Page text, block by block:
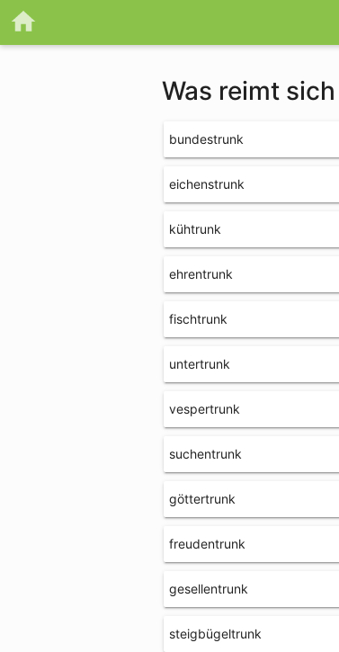
Was reimt
bundestrunk
eichenstrunk
kühtrunk
ehrentrunk
fischtrunk
untertrunk
vespertrunk
suchentrunk
göttertrunk
freudentrunk
gesellentrunk
steigbügeltrunk